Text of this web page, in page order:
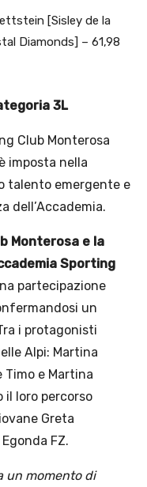
[Sisley de la
Diamonds] – 61,98
3L
Club Monterosa
imposta nella
talento emergente e
dell’Accademia.
Monterosa e la
Sporting
partecipazione
un
i protagonisti
Alpi: Martina
Timo e Martina
il loro percorso
Greta
FZ.
un momento di